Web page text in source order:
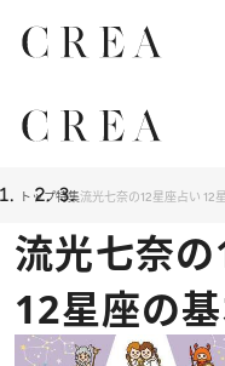
トップ特集流光七奈の12星座占い 12
流光七奈
12星座の